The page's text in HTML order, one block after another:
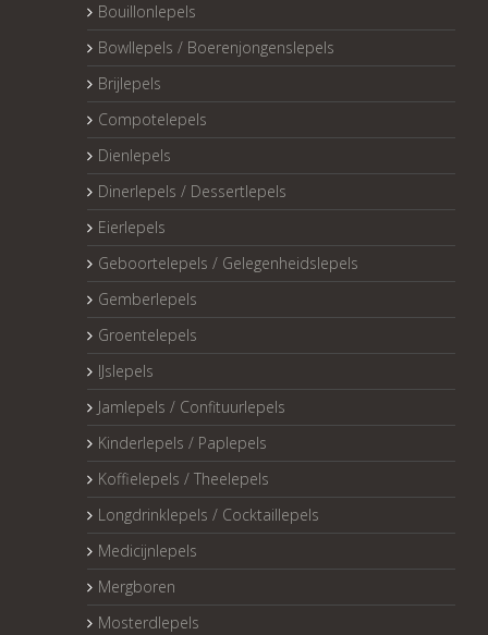
Bouillonlepels
Bowllepels / Boerenjongenslepels
Brijlepels
Compotelepels
Dienlepels
Dinerlepels / Dessertlepels
Eierlepels
Geboortelepels / Gelegenheidslepels
Gemberlepels
Groentelepels
IJslepels
Jamlepels / Confituurlepels
Kinderlepels / Paplepels
Koffielepels / Theelepels
Longdrinklepels / Cocktaillepels
Medicijnlepels
Mergboren
Mosterdlepels